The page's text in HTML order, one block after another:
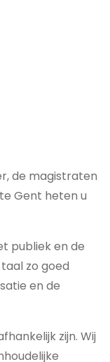
de magistraten
Gent heten u
publiek en de
zo goed
en de
zijn. Wij